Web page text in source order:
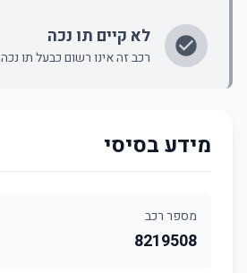
לא קיים תו נכה
רכב זה אינו רשום כבעל תו נכה
מידע בסיסי
מספר רכב
8219508